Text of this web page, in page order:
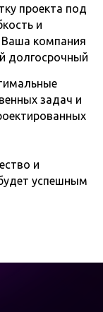
проекта под
и
Ваша компания
долгосрочный
задач и
и
успешным